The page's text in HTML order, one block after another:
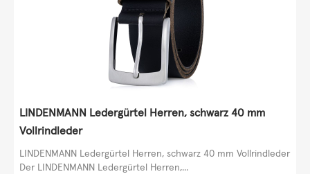
LINDENMANN Ledergürtel Herren, schwarz 40 mm
Vollrindleder
LINDENMANN Ledergürtel Herren, schwarz 40 mm Vollrindleder
Der LINDENMANN Ledergürtel Herren,...